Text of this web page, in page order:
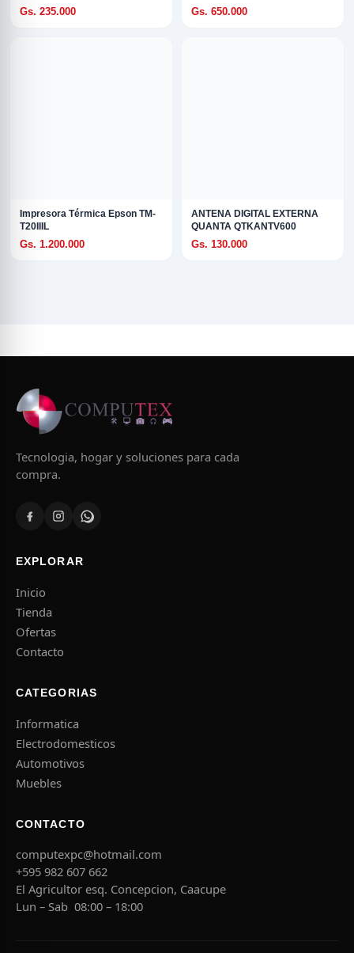
Gs. 235.000 Gs. 650.000
Impresora Térmica Epson TM-
T20IIIL
Gs. 1.200.000
ANTENA DIGITAL EXTERNA
QUANTA QTKANTV600
Gs. 130.000
Tecnologia, hogar y soluciones para cada
compra.
EXPLORAR
Inicio
Tienda
Ofertas
Contacto
CATEGORIAS
Informatica
Electrodomesticos
Automotivos
Muebles
CONTACTO
computexpc@hotmail.com
+595 982 607 662
El Agricultor esq. Concepcion, Caacupe
Lun – Sab 08:00 – 18:00